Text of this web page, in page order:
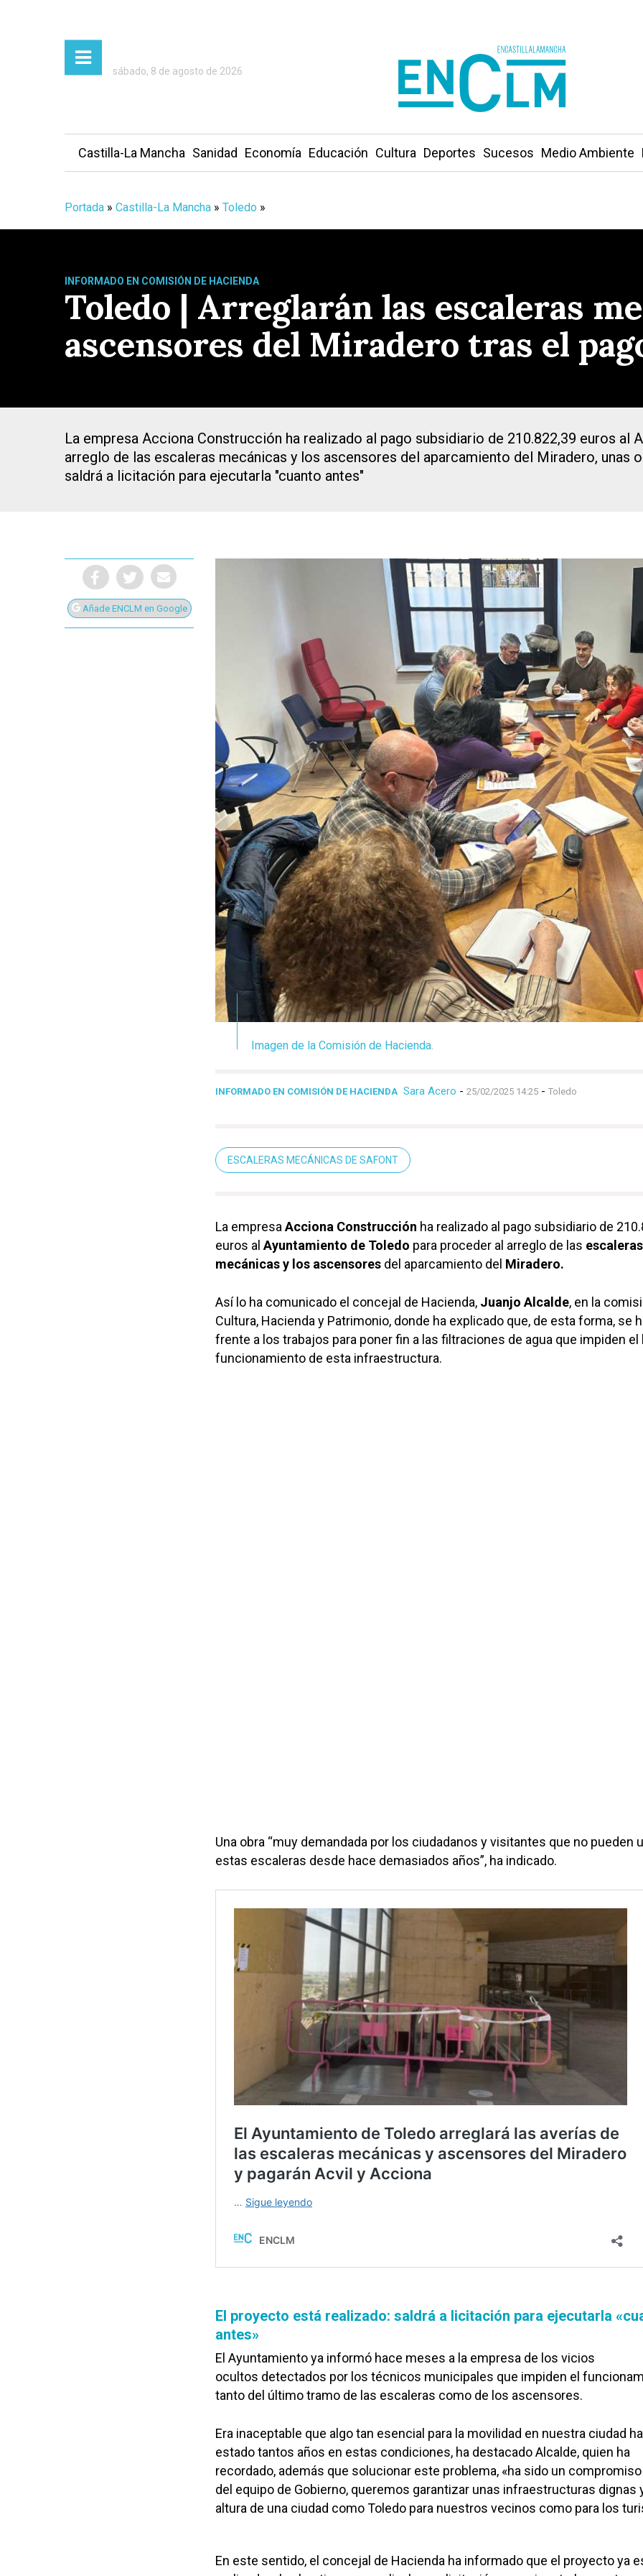
Presiona Intro para buscar o ESC para cerrar
sábado, 8 de agosto de 2026
Castilla-La Mancha Sanidad Economía Educación Cultura Deportes Sucesos Medio Ambiente
Portada » Castilla-La Mancha » Toledo »
INFORMADO EN COMISIÓN DE HACIENDA
Toledo | Arreglarán las escaleras
ascensores del Miradero tras el
La empresa Acciona Construcción ha realizado al pago subsidiario de 210.822,39 euros al
arreglo de las escaleras mecánicas y los ascensores del aparcamiento del Miradero, unas
saldrá a licitación para ejecutarla "cuanto antes"
Añade ENCLM en Google
Imagen de la Comisión de Hacienda.
INFORMADO EN COMISIÓN DE HACIENDA Sara Acero - 25/02/2025 14:25 - Toledo
ESCALERAS MECÁNICAS DE SAFONT
La empresa Acciona Construcción ha realizado al pago subsidiario de
euros al Ayuntamiento de Toledo para proceder al arreglo de las escaleras
mecánicas y los ascensores del aparcamiento del Miradero.
Así lo ha comunicado el concejal de Hacienda, Juanjo Alcalde, en la
Cultura, Hacienda y Patrimonio, donde ha explicado que, de esta forma, se
frente a los trabajos para poner fin a las filtraciones de agua que impiden el
funcionamiento de esta infraestructura.
Una obra “muy demandada por los ciudadanos y visitantes que no pueden
estas escaleras desde hace demasiados años”, ha indicado.
El proyecto está realizado: saldrá a licitación para ejecutarla
antes»
El Ayuntamiento ya informó hace meses a la empresa de los vicios
ocultos detectados por los técnicos municipales que impiden el
tanto del último tramo de las escaleras como de los ascensores.
Era inaceptable que algo tan esencial para la movilidad en nuestra ciudad
estado tantos años en estas condiciones, ha destacado Alcalde, quien ha
recordado, además que solucionar este problema, «ha sido un
del equipo de Gobierno, queremos garantizar unas infraestructuras dignas
altura de una ciudad como Toledo para nuestros vecinos como para los
En este sentido, el concejal de Hacienda ha informado que el proyecto ya